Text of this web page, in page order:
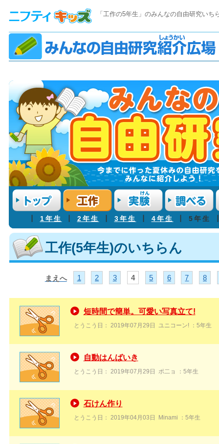
「工作の5年生」のみんなの自由研究いち
1年生 2年生 3年生 4年生 ┃ 5年生
工作(5年生)のいちらん
まえへ 1 2 3 4 5 6 7 8
短時間で簡単。可愛い写真立て!
とうこう日： 2019年07月29日 ユニコーン! ：5年生
自動はんばいき
とうこう日： 2019年07月29日 ポ二ョ ：5年生
石けん作り
とうこう日： 2019年04月03日 Minami ：5年生